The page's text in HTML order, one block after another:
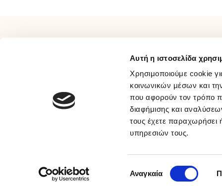
Αυτή η ιστοσελίδα
Χρησιμοποιούμε cookie
κοινωνικών μέσων και
που αφορούν τον τρόπο
διαφήμισης και
τους έχετε παραχωρήσει
υπηρεσιών τους.
συγκατάθεσης
Αναγκαία
Συχνές Ερωτήσεις
Ευκαιρίες Καριέρας
Τρόποι Πληρωμής
Τρόποι Αποστολής
Τρόποι Επιστροφής
Προσωπικά Δεδομένα
Πολιτική Απορρήτου Μέσων
Κοινωνικής Δικτύωσης
Παραλαβή Με BOX NOW
© 2026 sakellaris.gr - All Rights Reserved